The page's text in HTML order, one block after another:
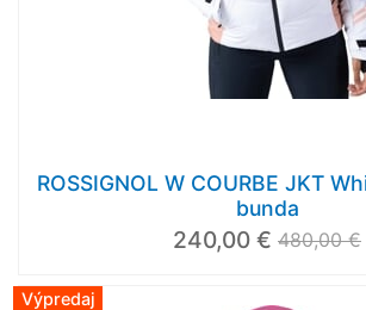
ROSSIGNOL W COURBE JKT
bunda
240,00 € 480,00 €
Výpredaj